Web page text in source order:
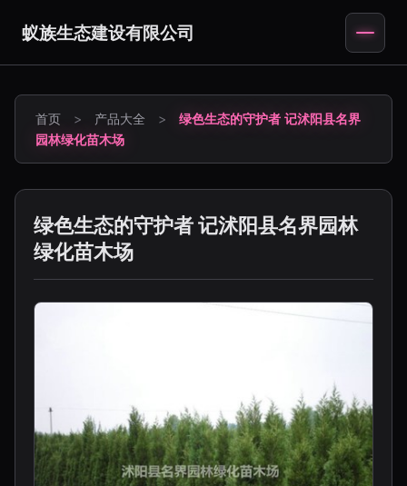
蚁族生态建设有限公司
首页 > 产品大全 >
绿色生态的守护者 记沭阳县名界
园林绿化苗木场
绿色生态的守护者 记沭阳县名界园林
绿化苗木场